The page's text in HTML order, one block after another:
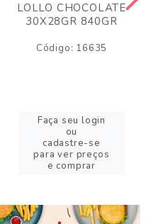
LOLLO CHOCOLATE
30X28GR 840GR
Código: 16635
Faça seu login
ou
cadastre-se
para ver preços
e comprar